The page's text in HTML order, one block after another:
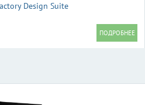
Design Suite